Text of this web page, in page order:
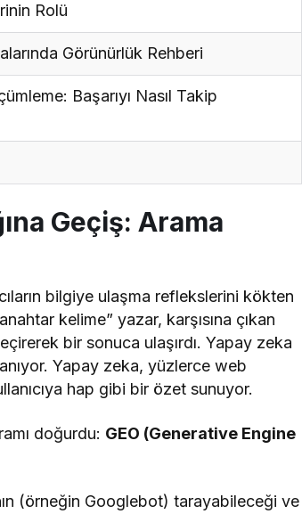
Rolü
Görünürlük Rehberi
Başarıyı Nasıl Takip
Geçiş: Arama
bilgiye ulaşma reflekslerini kökten
kelime” yazar, karşısına çıkan
bir sonuca ulaşırdı. Yapay zeka
Yapay zeka, yüzlerce web
hap gibi bir özet sunuyor.
doğurdu: GEO (Generative Engine
(örneğin Googlebot) tarayabileceği ve